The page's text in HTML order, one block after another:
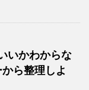
いかわからな
ら整理しよ